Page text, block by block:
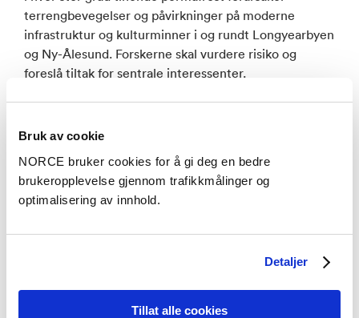
Bruk av cookie
NORCE bruker cookies for å gi deg en bedre
brukeropplevelse gjennom trafikkmålinger og
optimalisering av innhold.
Detaljer
Tillat alle cookies
terrengbevegelser og påvirkninger på moderne
infrastruktur og kulturminner i og rundt Longyearbyen
og Ny-Ålesund. Forskerne skal vurdere risiko og
foreslå tiltak for sentrale interessenter.
sørpeskred og løsmasseskred. I motsetning til tining
mennesker og materielle verdier. Hvert år tar
snøskred mange liv, og er en av de naturkatastrofene
som tar flest menneskeliv her i landet. Etter to